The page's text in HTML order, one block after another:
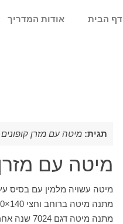
דף הבית אודות המדריך
תגית: מיטה עם מזרן קופונים
מיטה עם
מתנה מיטה דגם 7024 שנה אחריות של אולימפיה תעשיות מזרנים.…